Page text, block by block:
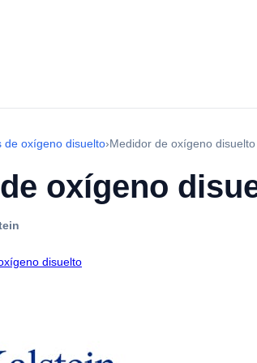
de oxígeno disuelto›Medidor de oxígeno
oxígeno
disuelto